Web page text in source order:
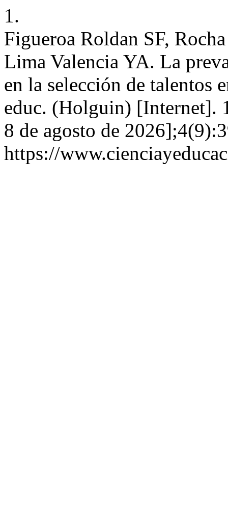
1.
Figueroa Roldan SF,
Lima Valencia YA. La
en la selección de talentos
educ. (Holguin) [Internet].
8 de agosto de
https://